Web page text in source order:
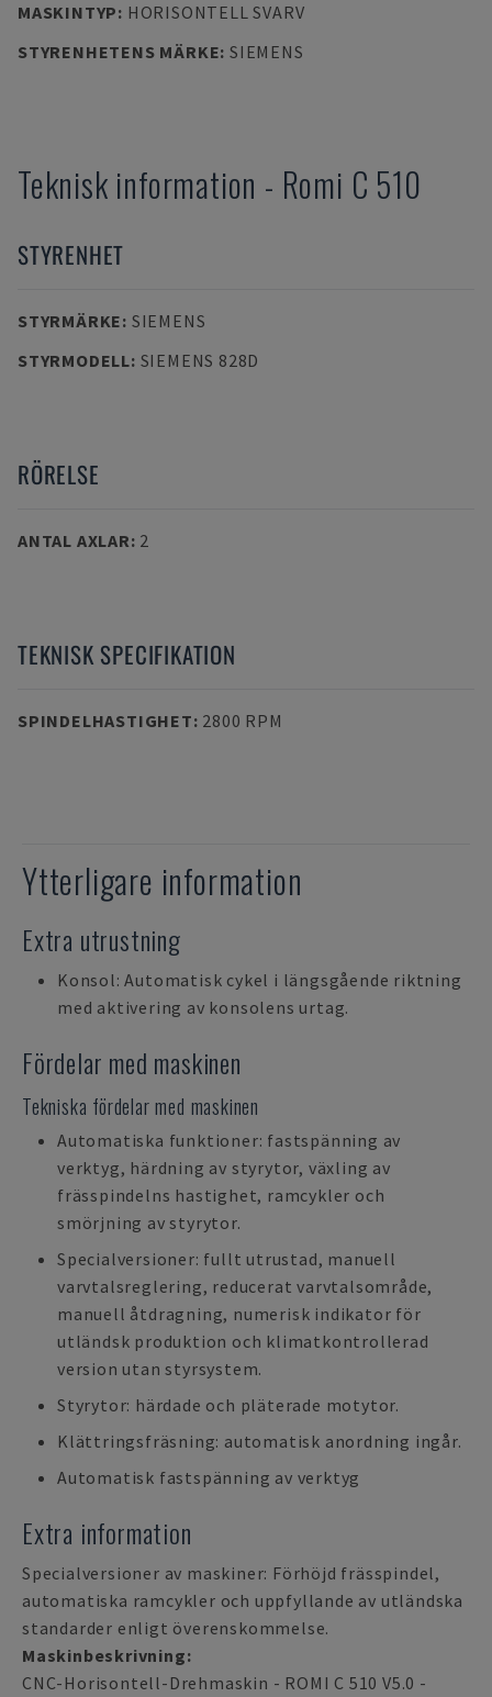
MASKINTYP: HORISONTELL SVARV
STYRENHETENS MÄRKE: SIEMENS
Teknisk information - Romi C 510
STYRENHET
STYRMÄRKE: SIEMENS
STYRMODELL: SIEMENS 828D
RÖRELSE
ANTAL AXLAR: 2
TEKNISK SPECIFIKATION
SPINDELHASTIGHET: 2800 RPM
Ytterligare information
Extra utrustning
Konsol: Automatisk cykel i längsgående riktning
med aktivering av konsolens urtag.
Fördelar med maskinen
Tekniska fördelar med maskinen
Automatiska funktioner: fastspänning av
verktyg, härdning av styrytor, växling av
frässpindelns hastighet, ramcykler och
smörjning av styrytor.
Specialversioner: fullt utrustad, manuell
varvtalsreglering, reducerat varvtalsområde,
manuell åtdragning, numerisk indikator för
utländsk produktion och klimatkontrollerad
version utan styrsystem.
Styrytor: härdade och pläterade motytor.
Klättringsfräsning: automatisk anordning ingår.
Automatisk fastspänning av verktyg
Extra information
Specialversioner av maskiner: Förhöjd frässpindel,
automatiska ramcykler och uppfyllande av utländska
standarder enligt överenskommelse.
Maskinbeskrivning:
CNC-Horisontell-Drehmaskin - ROMI C 510 V5.0 -